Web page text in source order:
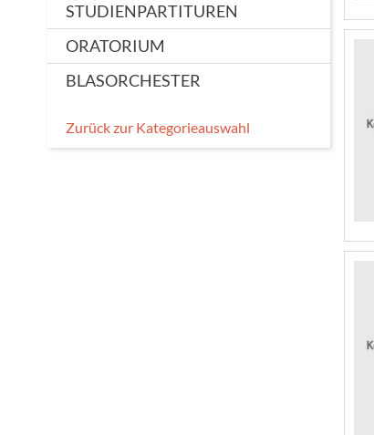
STUDIENPARTITUREN
ORATORIUM
BLASORCHESTER
Zurück zur Kategorieauswahl